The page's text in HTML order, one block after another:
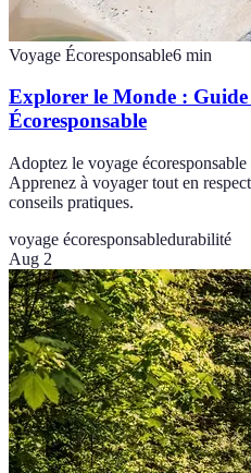
Voyage Écoresponsable6 min
Explorer le Monde :
Écoresponsable
Adoptez le voyage
Apprenez à voyager tout en
conseils pratiques.
voyage écoresponsabledurabilité
Aug 2